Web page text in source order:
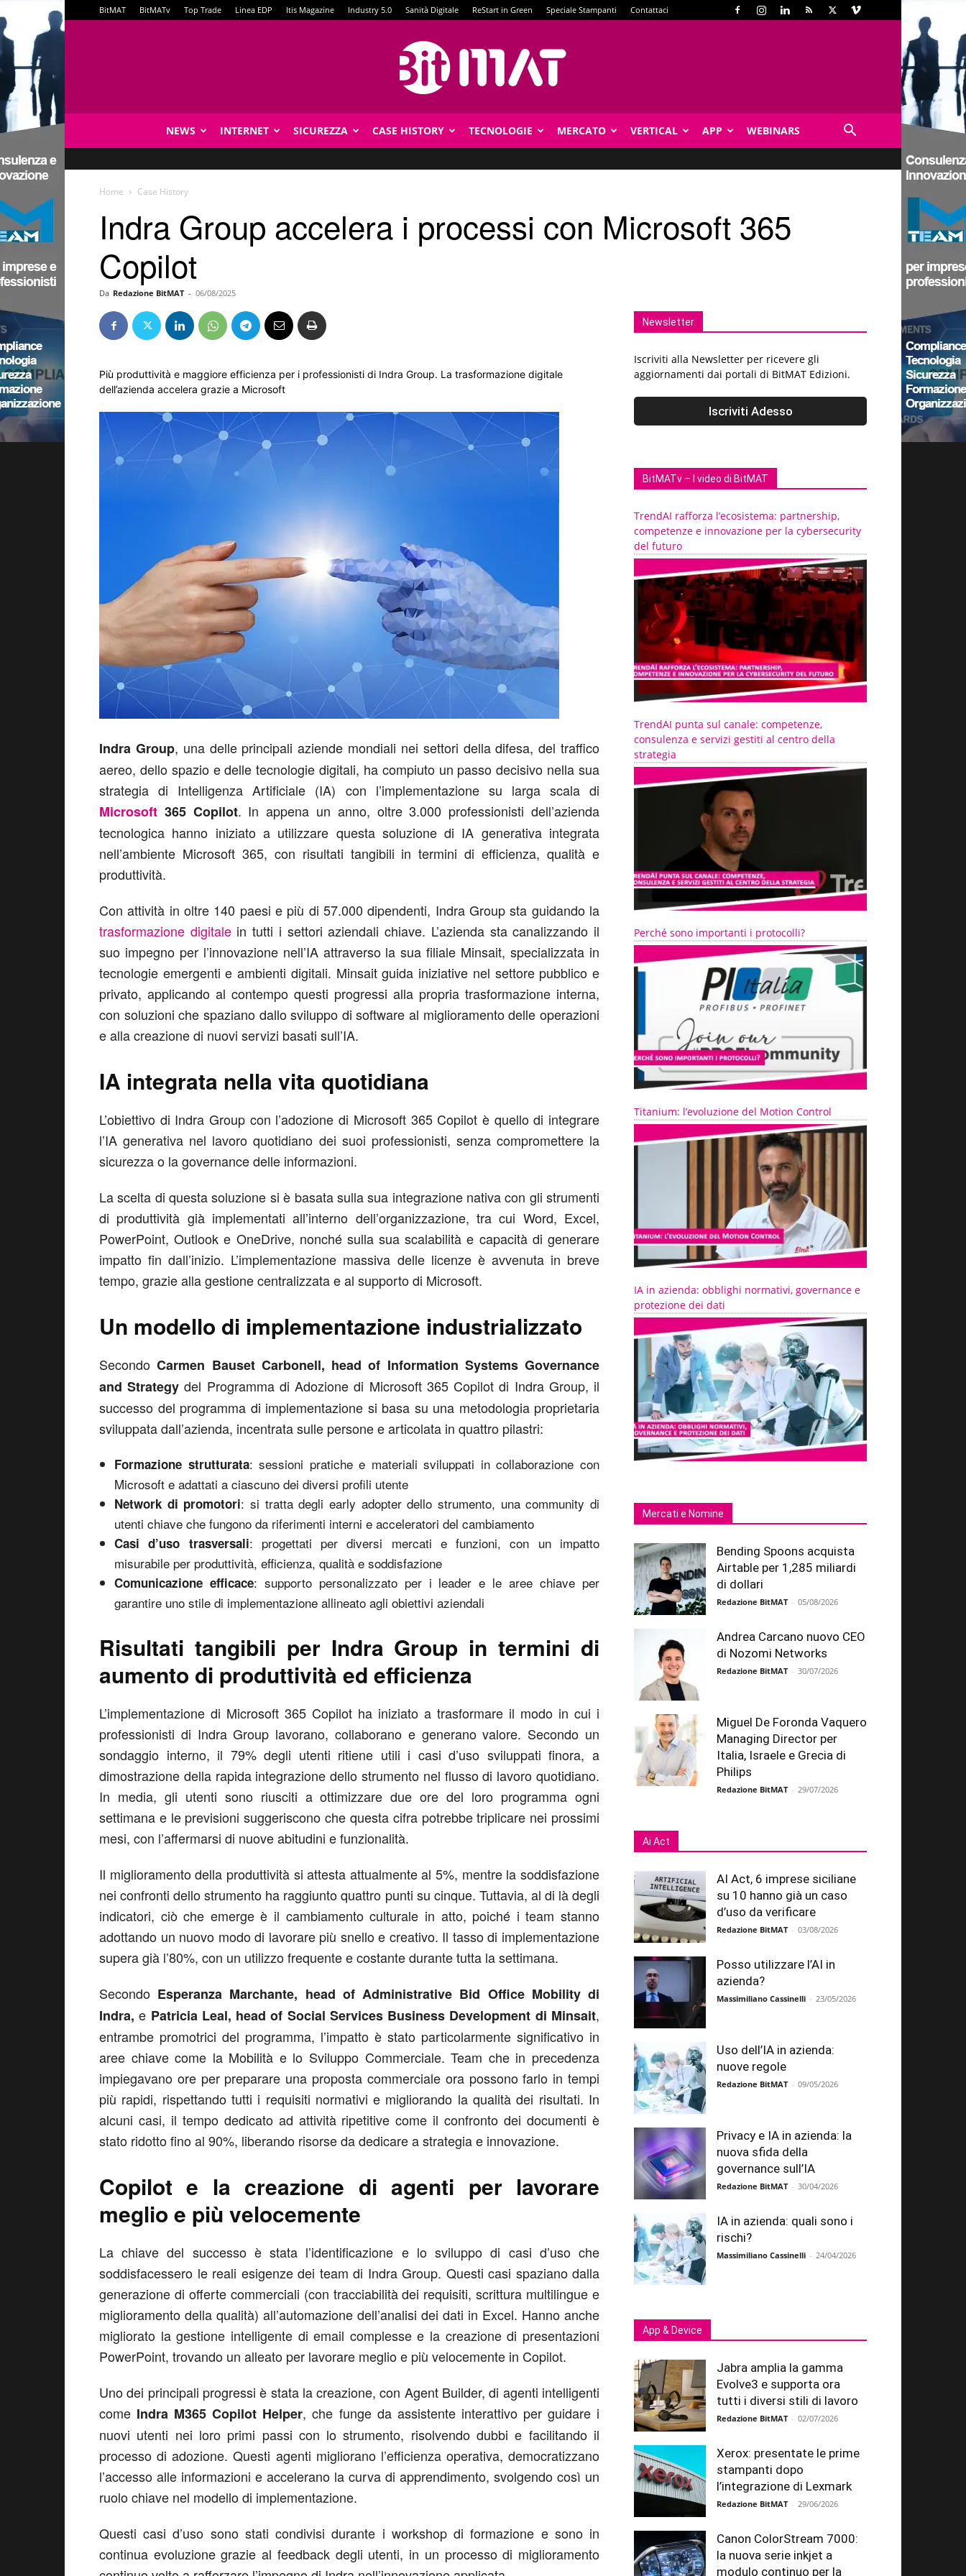
BitMAT BitMATv Top Trade Linea EDP Itis Magazine Industry 5.0 Sanità Digitale ReStart in Green Speciale Stampanti Contattaci
NEWS INTERNET SICUREZZA CASE HISTORY TECNOLOGIE MERCATO VERTICAL APP WEBINARS
Home Case History
Indra Group accelera i processi con Microsoft 365
Copilot
Da Redazione BitMAT - 06/08/2025
Più produttività e maggiore efficienza per i professionisti di Indra Group. La trasformazione digitale
dell’azienda accelera grazie a Microsoft
Indra Group, una delle principali aziende mondiali nei settori della difesa, del traffico
aereo, dello spazio e delle tecnologie digitali, ha compiuto un passo decisivo nella sua
strategia di Intelligenza Artificiale (IA) con l’implementazione su larga scala di
Microsoft 365 Copilot. In appena un anno, oltre 3.000 professionisti dell’azienda
tecnologica hanno iniziato a utilizzare questa soluzione di IA generativa integrata
nell’ambiente Microsoft 365, con risultati tangibili in termini di efficienza, qualità e
produttività.
Con attività in oltre 140 paesi e più di 57.000 dipendenti, Indra Group sta guidando la
trasformazione digitalein tutti i settori aziendali chiave. L’azienda sta canalizzando il
suo impegno per l’innovazione nell’IA attraverso la sua filiale Minsait, specializzata in
tecnologie emergenti e ambienti digitali. Minsait guida iniziative nel settore pubblico e
privato, applicando al contempo questi progressi alla propria trasformazione interna,
con soluzioni che spaziano dallo sviluppo di software al miglioramento delle operazioni
e alla creazione di nuovi servizi basati sull’IA.
IA integrata nella vita quotidiana
L’obiettivo di Indra Group con l’adozione di Microsoft 365 Copilot è quello di integrare
l’IA generativa nel lavoro quotidiano dei suoi professionisti, senza compromettere la
sicurezza o la governance delle informazioni.
La scelta di questa soluzione si è basata sulla sua integrazione nativa con gli strumenti
di produttività già implementati all’interno dell’organizzazione, tra cui Word, Excel,
PowerPoint, Outlook e OneDrive, nonché sulla sua scalabilità e capacità di generare
impatto fin dall’inizio. L’implementazione massiva delle licenze è avvenuta in breve
tempo, grazie alla gestione centralizzata e al supporto di Microsoft.
Un modello di implementazione industrializzato
SecondoCarmen Bauset Carbonell, head of Information Systems Governance
and Strategy del Programma di Adozione di Microsoft 365 Copilot di Indra Group, il
successo del programma di implementazione si basa su una metodologia proprietaria
sviluppata dall’azienda, incentrata sulle persone e articolata in quattro pilastri:
Formazione strutturata: sessioni pratiche e materiali sviluppati in collaborazione con
Microsoft e adattati a ciascuno dei diversi profili utente
Network di promotori: si tratta degli early adopter dello strumento, una community di
utenti chiave che fungono da riferimenti interni e acceleratori del cambiamento
Casi d’uso trasversali: progettati per diversi mercati e funzioni, con un impatto
misurabile per produttività, efficienza, qualità e soddisfazione
Comunicazione efficace: supporto personalizzato per i leader e le aree chiave per
garantire uno stile di implementazione allineato agli obiettivi aziendali
Risultati tangibili per Indra Group in termini di
aumento di produttività ed efficienza
L’implementazione di Microsoft 365 Copilot ha iniziato a trasformare il modo in cui i
professionisti di Indra Group lavorano, collaborano e generano valore. Secondo un
sondaggio interno, il 79% degli utenti ritiene utili i casi d’uso sviluppati finora, a
dimostrazione della rapida integrazione dello strumento nel flusso di lavoro quotidiano.
In media, gli utenti sono riusciti a ottimizzare due ore del loro programma ogni
settimana e le previsioni suggeriscono che questa cifra potrebbe triplicare nei prossimi
mesi, con l’affermarsi di nuove abitudini e funzionalità.
Il miglioramento della produttività si attesta attualmente al 5%, mentre la soddisfazione
nei confronti dello strumento ha raggiunto quattro punti su cinque. Tuttavia, al di là degli
indicatori, ciò che emerge è il cambiamento culturale in atto, poiché i team stanno
adottando un nuovo modo di lavorare più snello e creativo. Il tasso di implementazione
supera già l’80%, con un utilizzo frequente e costante durante tutta la settimana.
Secondo Esperanza Marchante, head of Administrative Bid Office Mobility di
Indra, e Patricia Leal, head of Social Services Business Development di Minsait,
entrambe promotrici del programma, l’impatto è stato particolarmente significativo in
aree chiave come la Mobilità e lo Sviluppo Commerciale. Team che in precedenza
impiegavano ore per preparare una proposta commerciale ora possono farlo in tempi
più rapidi, rispettando tutti i requisiti normativi e migliorando la qualità dei risultati. In
alcuni casi, il tempo dedicato ad attività ripetitive come il confronto dei documenti è
stato ridotto fino al 90%, liberando risorse da dedicare a strategia e innovazione.
Copilot e la creazione di agenti per lavorare
meglio e più velocemente
La chiave del successo è stata l’identificazione e lo sviluppo di casi d’uso che
soddisfacessero le reali esigenze dei team di Indra Group. Questi casi spaziano dalla
generazione di offerte commerciali (con tracciabilità dei requisiti, scrittura multilingue e
miglioramento della qualità) all’automazione dell’analisi dei dati in Excel. Hanno anche
migliorato la gestione intelligente di email complesse e la creazione di presentazioni
PowerPoint, trovando un alleato per lavorare meglio e più velocemente in Copilot.
Uno dei principali progressi è stata la creazione, con Agent Builder, di agenti intelligenti
come Indra M365 Copilot Helper, che funge da assistente interattivo per guidare i
nuovi utenti nei loro primi passi con lo strumento, risolvendo dubbi e facilitando il
processo di adozione. Questi agenti migliorano l’efficienza operativa, democratizzano
l’accesso alle informazioni e accelerano la curva di apprendimento, svolgendo così un
ruolo chiave nel modello di implementazione.
Questi casi d’uso sono stati condivisi durante i workshop di formazione e sono in
continua evoluzione grazie al feedback degli utenti, in un processo di miglioramento
Newsletter
Iscriviti alla Newsletter per ricevere gli
aggiornamenti dai portali di BitMAT Edizioni.
BitMATv – I video di BitMAT
TrendAI rafforza l’ecosistema: partnership,
competenze e innovazione per la cybersecurity
del futuro
TrendAI punta sul canale: competenze,
consulenza e servizi gestiti al centro della
strategia
Perché sono importanti i protocolli?
Titanium: l’evoluzione del Motion Control
IA in azienda: obblighi normativi, governance e
protezione dei dati
Mercati e Nomine
Bending Spoons acquista
Airtable per 1,285 miliardi
di dollari
Redazione BitMAT - 05/08/2026
Andrea Carcano nuovo CEO
di Nozomi Networks
Redazione BitMAT - 30/07/2026
Miguel De Foronda Vaquero
Managing Director per
Italia, Israele e Grecia di
Philips
Redazione BitMAT - 29/07/2026
Ai Act
AI Act, 6 imprese siciliane
su 10 hanno già un caso
d’uso da verificare
Redazione BitMAT - 03/08/2026
Posso utilizzare l’AI in
azienda?
Massimiliano Cassinelli - 23/05/2026
Uso dell’IA in azienda:
nuove regole
Redazione BitMAT - 09/05/2026
Privacy e IA in azienda: la
nuova sfida della
governance sull’IA
Redazione BitMAT - 30/04/2026
IA in azienda: quali sono i
rischi?
Massimiliano Cassinelli - 24/04/2026
App & Device
Jabra amplia la gamma
Evolve3 e supporta ora
tutti i diversi stili di lavoro
Redazione BitMAT - 02/07/2026
Xerox: presentate le prime
stampanti dopo
l’integrazione di Lexmark
Redazione BitMAT - 29/06/2026
Canon ColorStream 7000:
la nuova serie inkjet a
modulo continuo per la